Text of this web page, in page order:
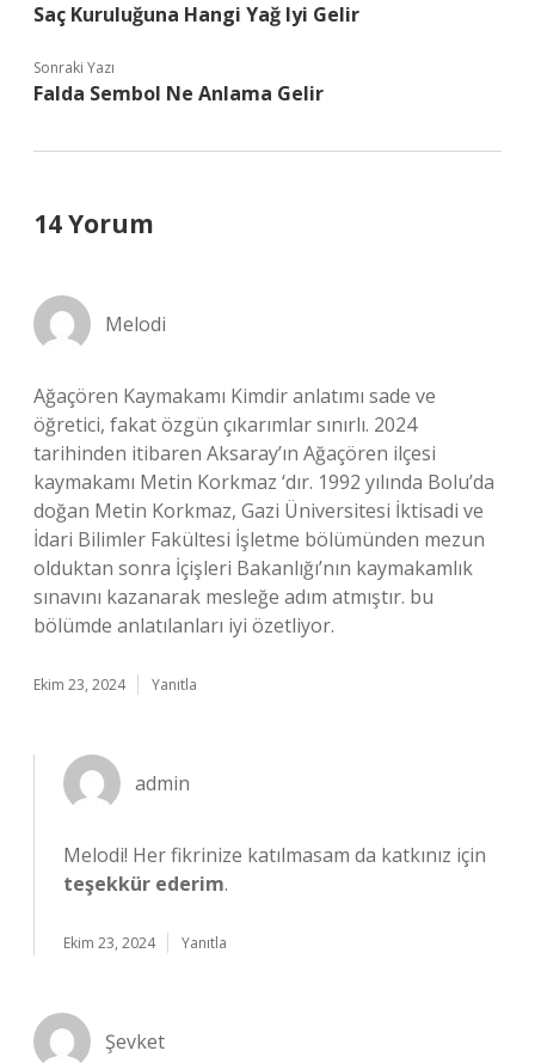
Saç Kuruluğuna Hangi Yağ Iyi Gelir
Sonraki Yazı
Falda Sembol Ne Anlama Gelir
14 Yorum
Melodi
Ağaçören Kaymakamı Kimdir anlatımı sade ve
öğretici, fakat özgün çıkarımlar sınırlı. 2024
tarihinden itibaren Aksaray’ın Ağaçören ilçesi
kaymakamı Metin Korkmaz ‘dır. 1992 yılında Bolu’da
doğan Metin Korkmaz, Gazi Üniversitesi İktisadi ve
İdari Bilimler Fakültesi İşletme bölümünden mezun
olduktan sonra İçişleri Bakanlığı’nın kaymakamlık
sınavını kazanarak mesleğe adım atmıştır. bu
bölümde anlatılanları iyi özetliyor.
Ekim 23, 2024 Yanıtla
admin
Melodi! Her fikrinize katılmasam da katkınız için
teşekkür ederim.
Ekim 23, 2024 Yanıtla
Şevket